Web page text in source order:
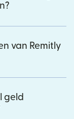
van Remitly
geld